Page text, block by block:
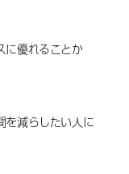
に優れることか
を減らしたい人に